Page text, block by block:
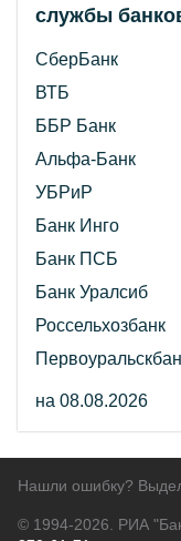
службы
СберБанк
ВТБ
ББР Банк
Альфа-Банк
УБРиР
Банк Инго
Банк ПСБ
Банк Уралсиб
Россельхозбанк
на 08.08.2026
Нашли ошибку?
© 1994-2026. РИА